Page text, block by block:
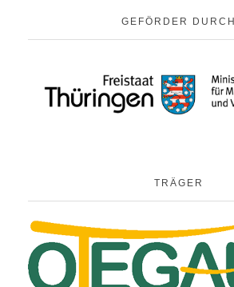
GEFÖRDER DURCH
TRÄGER